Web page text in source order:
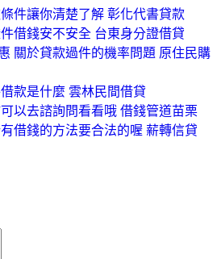
件讓你清楚了解 彰化代書貸款
借錢安不安全 台東身分證借貸
關於貸款過件的機率問題 原住民購
款是什麼 雲林民間借貸
以去諮詢問看看哦 借錢管道苗栗
借錢的方法要合法的喔 薪轉信貸